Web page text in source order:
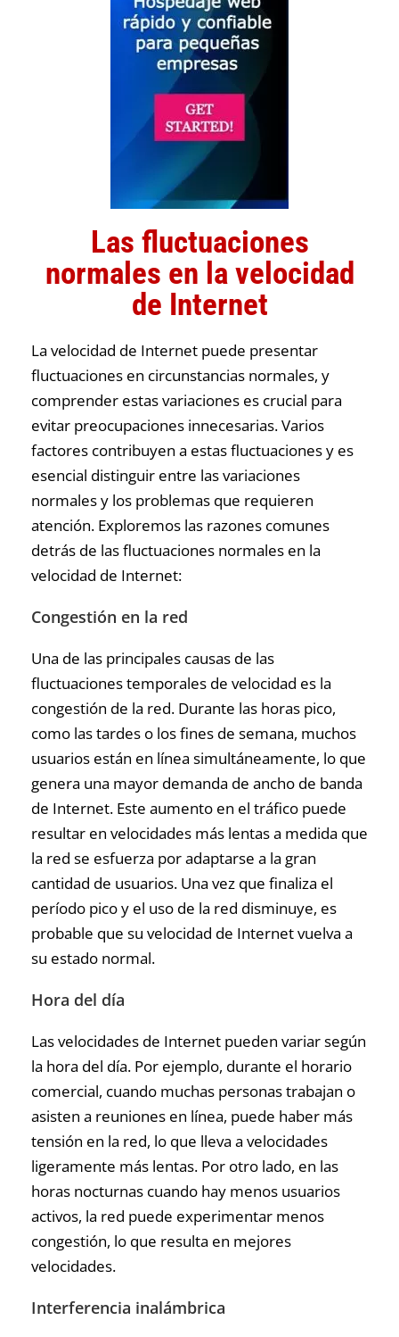
Las fluctuaciones
normales en la velocidad
de Internet
La velocidad de Internet puede presentar
fluctuaciones en circunstancias normales, y
comprender estas variaciones es crucial para
evitar preocupaciones innecesarias. Varios
factores contribuyen a estas fluctuaciones y es
esencial distinguir entre las variaciones
normales y los problemas que requieren
atención. Exploremos las razones comunes
detrás de las fluctuaciones normales en la
velocidad de Internet:
Congestión en la red
Una de las principales causas de las
fluctuaciones temporales de velocidad es la
congestión de la red. Durante las horas pico,
como las tardes o los fines de semana, muchos
usuarios están en línea simultáneamente, lo que
genera una mayor demanda de ancho de banda
de Internet. Este aumento en el tráfico puede
resultar en velocidades más lentas a medida que
la red se esfuerza por adaptarse a la gran
cantidad de usuarios. Una vez que finaliza el
período pico y el uso de la red disminuye, es
probable que su velocidad de Internet vuelva a
su estado normal.
Hora del día
Las velocidades de Internet pueden variar según
la hora del día. Por ejemplo, durante el horario
comercial, cuando muchas personas trabajan o
asisten a reuniones en línea, puede haber más
tensión en la red, lo que lleva a velocidades
ligeramente más lentas. Por otro lado, en las
horas nocturnas cuando hay menos usuarios
activos, la red puede experimentar menos
congestión, lo que resulta en mejores
velocidades.
Interferencia inalámbrica